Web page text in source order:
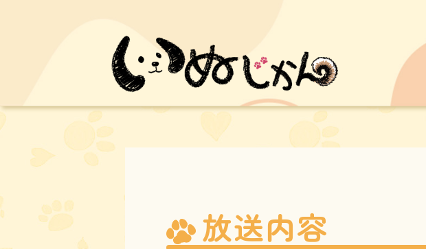
放送内容